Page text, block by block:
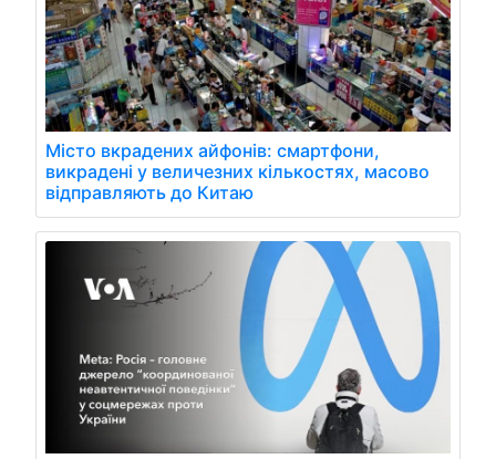
Місто вкрадених айфонів: смартфони,
викрадені у величезних кількостях, масово
відправляють до Китаю